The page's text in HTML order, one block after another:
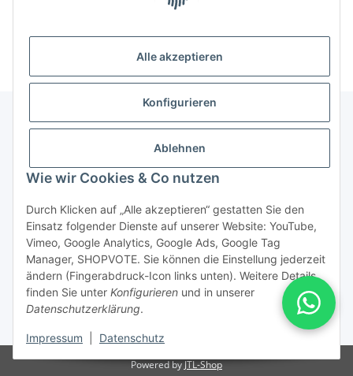
Alle akzeptieren
Konfigurieren
Ablehnen
Wie wir Cookies & Co nutzen
Durch Klicken auf „Alle akzeptieren“ gestatten Sie den
Einsatz folgender Dienste auf unserer Website: YouTube,
Vimeo, Google Analytics, Google Ads, Google Tag
Manager, SHOPVOTE. Sie können die Einstellung jederzeit
ändern (Fingerabdruck-Icon links unten). Weitere Details
finden Sie unter Konfigurieren und in unserer
Datenschutzerklärung.
Impressum Datenschutz
Service/Retouren
Vertrag widerrufen
Powered byJTL-Shop